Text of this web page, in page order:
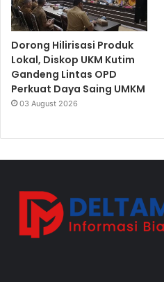
Dorong Hilirisasi Produk
Lokal, Diskop UKM Kutim
Gandeng Lintas OPD
Perkuat Daya Saing UMKM
03 August 2026